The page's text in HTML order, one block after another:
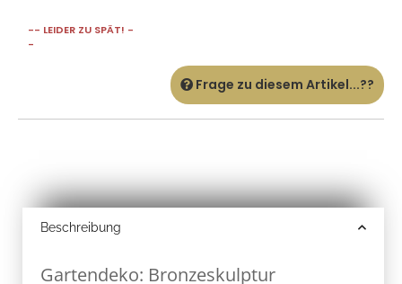
-- LEIDER ZU SPÄT! -
-
Frage zu diesem Artikel...??
Beschreibung
Gartendeko: Bronzeskulptur